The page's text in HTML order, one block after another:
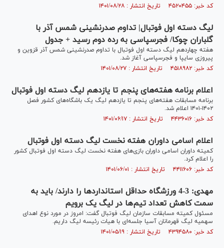
کد خبر: ۴۵۲۰۴۵۵ تاریخ انتشار : ۱۴۰۱/۰۸/۲۸
لیگ دسته اول فوتبال| تداوم صدرنشینی شمس آذر با
گلباران چوکا/ فجرسپاسی به رده دوم رسید + جدول
هفته چهاردهم لیگ دسته اول فوتبال با تداوم صدرنشینی شمس آذر قزوین و
پیروزی سایپا و فجرسپاسی آغاز شد.
کد خبر: ۴۵۱۸۹۸۲ تاریخ انتشار : ۱۴۰۱/۰۸/۲۷
اعلام برنامه هفته‌های پنجم تا یازدهم لیگ دسته اول فوتبال
برنامه مسابقات هفته‌های پنجم تا یازدهم لیگ یک باشگاه‌های کشور فصل
۱۴۰۲-۱۴۰۱ اعلام شد.
کد خبر: ۴۴۳۶۰۱۶ تاریخ انتشار : ۱۴۰۱/۰۶/۱۷
اعلام اسامی داوران هفته نخست لیگ دسته اول فوتبال
کمیته داوران اسامی داوران بازی‌های هفته نخست لیگ دسته اول فوتبال کشور
را اعلام کرد.
کد خبر: ۴۴۱۱۶۰۶ تاریخ انتشار : ۱۴۰۱/۰۶/۰۱
مهدی: 3-4 ورزشگاه حداقل استانداردها را دارند/ باید به
سمت کاهش تعداد تیم‌ها در لیگ یک برویم
مسئول کمیته مسابقات سازمان لیگ فوتبال گفت: امروز در مورد نوع اهدای
سهمیه لیگ قهرمانان آسیا جلسه‌ای با هیات رئیسه لیگ داریم.
کد خبر: ۴۳۹۴۵۸۰ تاریخ انتشار : ۱۴۰۱/۰۵/۱۹